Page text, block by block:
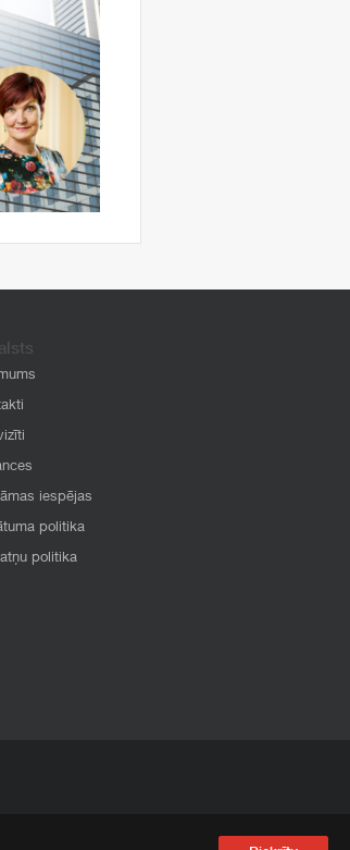
iespējas
politika
politika